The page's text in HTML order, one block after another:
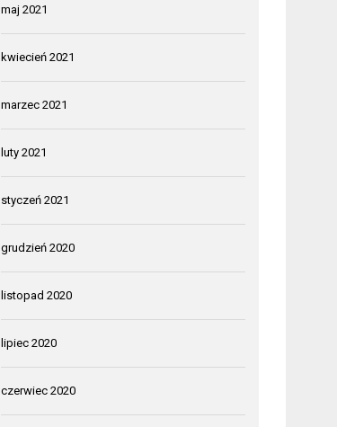
maj 2021
kwiecień 2021
marzec 2021
luty 2021
styczeń 2021
grudzień 2020
listopad 2020
lipiec 2020
czerwiec 2020